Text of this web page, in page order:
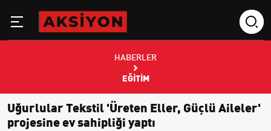
HABERLER
EĞITIM
Uğurlular Tekstil 'Üreten Eller, Güçlü Aileler'
projesine ev sahipliği yaptı